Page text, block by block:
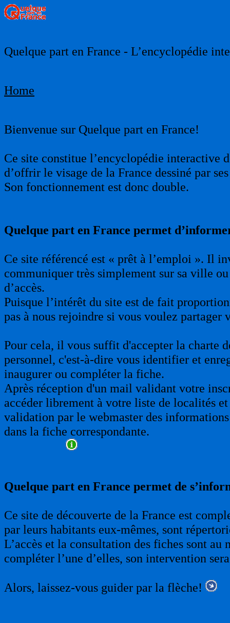
Quelque part en France - L’encyclopédie
Home
Bienvenue sur Quelque part en France!
Ce site constitue l’encyclopédie interactive
d’offrir le visage de la France dessiné par
Son fonctionnement est donc double.
Quelque part en France permet
Ce site référencé est « prêt à l’emploi ». Il
communiquer très simplement sur sa ville
d’accès.
Puisque l’intérêt du site est de fait
pas à nous rejoindre si vous voulez
Pour cela, il vous suffit d'accepter la charte
personnel, c'est-à-dire vous identifier et
inaugurer ou compléter la fiche.
Après réception d'un mail validant votre
accéder librement à votre liste de localités
validation par le webmaster des
dans la fiche correspondante.
Quelque part en France permet de
Ce site de découverte de la France est
par leurs habitants eux-mêmes, sont
L’accès et la consultation des fiches sont
compléter l’une d’elles, son intervention
Alors, laissez-vous guider par la flèche!